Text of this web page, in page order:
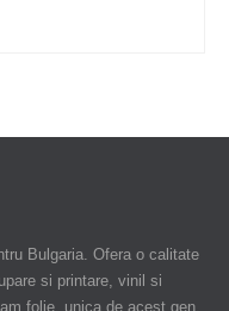
Bulgaria. Ofera o calitate
si printare, vinil si
folie, unica de acest gen,